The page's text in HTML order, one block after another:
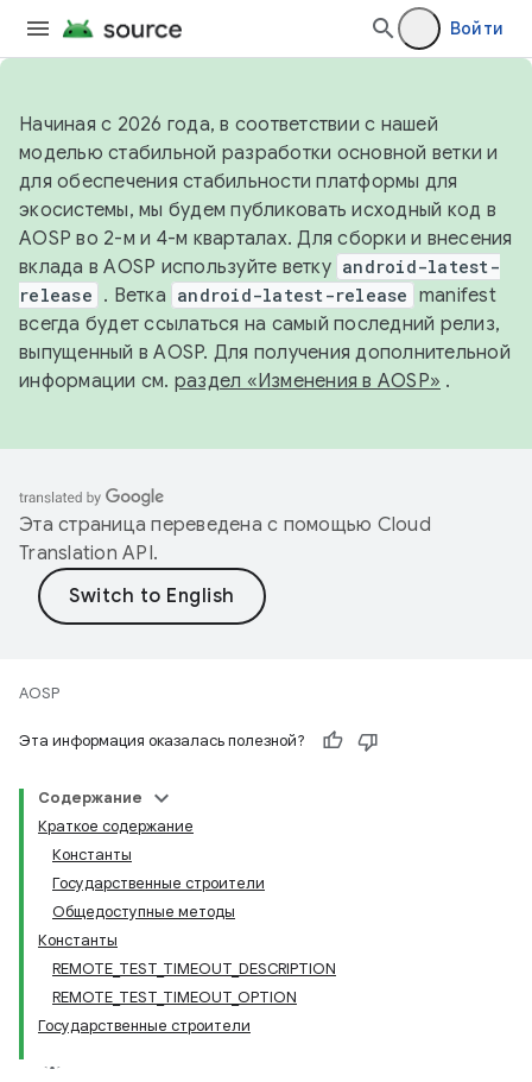
Войти
Начиная с 2026 года, в соответствии с нашей
моделью стабильной разработки основной ветки и
для обеспечения стабильности платформы для
экосистемы, мы будем публиковать исходный код в
AOSP во 2-м и 4-м кварталах. Для сборки и внесения
вклада в AOSP используйте ветку android-latest-
release . Ветка android-latest-release manifest
всегда будет ссылаться на самый последний релиз,
выпущенный в AOSP. Для получения дополнительной
информации см. раздел «Изменения в AOSP» .
Эта страница переведена с помощью Cloud
Translation API.
AOSP
Эта информация оказалась полезной?
Содержание
Краткое содержание
Константы
Государственные строители
Общедоступные методы
Константы
REMOTE_TEST_TIMEOUT_DESCRIPTION
REMOTE_TEST_TIMEOUT_OPTION
Государственные строители